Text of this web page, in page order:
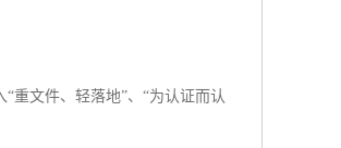
重文件、轻落地”、“为认证而认